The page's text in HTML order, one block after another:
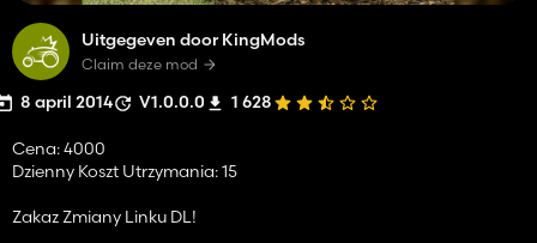
Uitgegeven door KingMods
Claim deze mod
8 april 2014 V1.0.0.0 1 628
Cena: 4000
Dzienny Koszt Utrzymania: 15
Zakaz Zmiany Linku DL!